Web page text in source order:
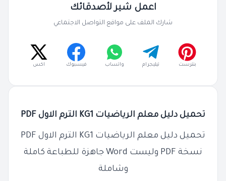
تحميل دليل معلم الرياضيات KG1 الترم الاول PDF
تحميل دليل معلم الرياضيات KG1 الترم الاول PDF
نسخة PDF وليست Word جاهزة للطباعة كاملة
وشاملة
اعمل شير لأصدقائك
شارك الملف على مواقع التواصل الاجتماعي
بنترست تيليجرام واتساب فيسبوك اكس